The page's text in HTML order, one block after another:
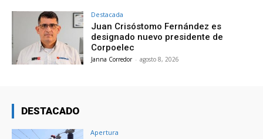
Destacada
Juan Crisóstomo Fernández es
designado nuevo presidente de
Corpoelec
Janna Corredor - agosto 8, 2026
DESTACADO
Apertura